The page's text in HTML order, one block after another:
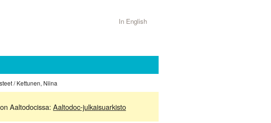
In English
/ Kettunen, Niina
Aaltodocissa: Aaltodoc-julkaisuarkisto